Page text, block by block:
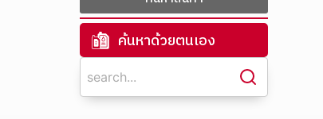
ค้นหาด้วยตนเอง